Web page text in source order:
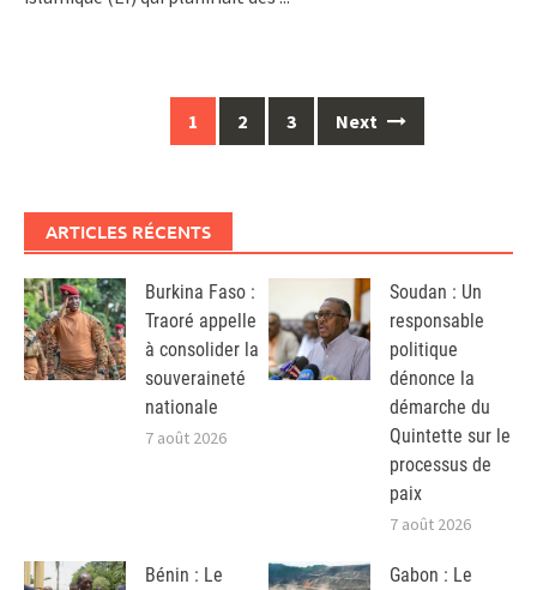
1 2 3 Next
ARTICLES RÉCENTS
Burkina Faso :
Traoré appelle
à consolider la
souveraineté
nationale
7 août 2026
Soudan : Un
responsable
politique
dénonce la
démarche du
Quintette sur le
processus de
paix
7 août 2026
Bénin : Le
Gabon : Le